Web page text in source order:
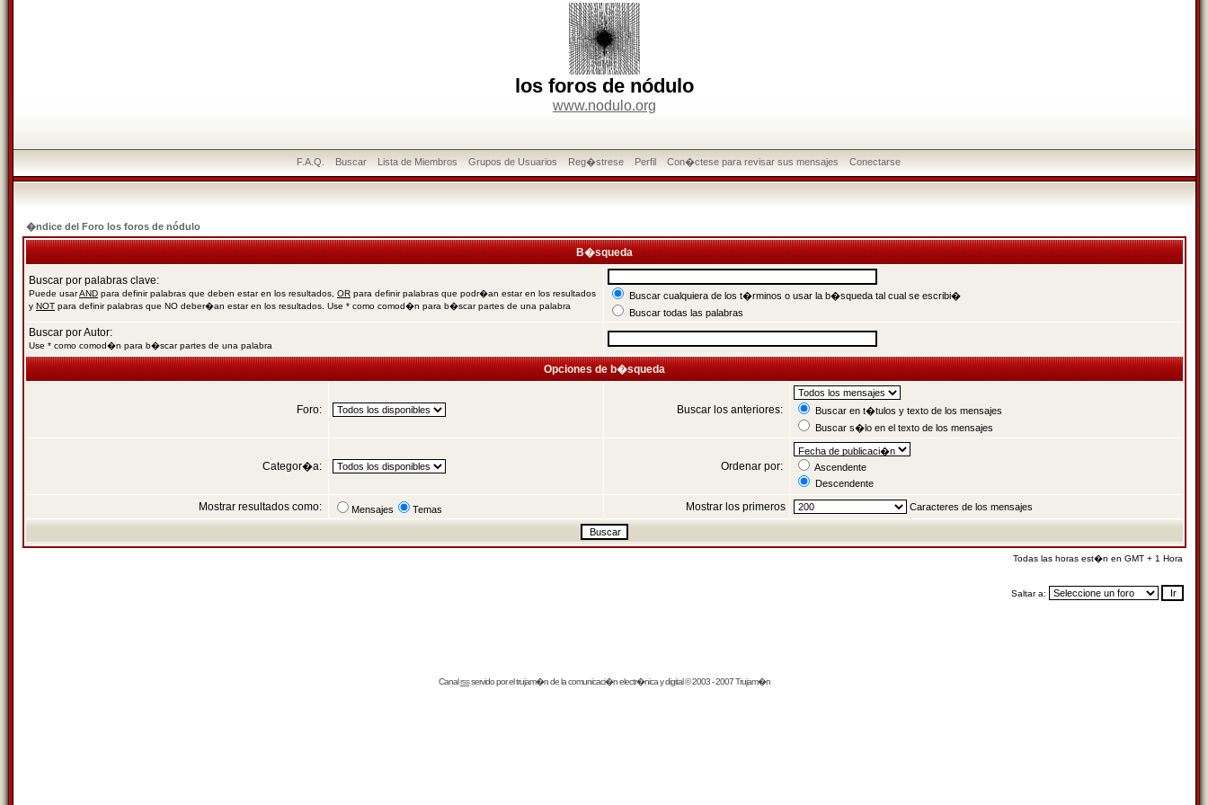
los foros de nódulo
www.nodulo.org
F.A.Q. Buscar Lista de Miembros Grupos de Usuarios Reg�strese Perfil Con�ctese para revisar sus mensajes Conectarse
�ndice del Foro los foros de nódulo
B�squeda
Buscar por palabras clave:
Puede usarAND para definir palabras que deben estar en los resultados, OR para definir palabras que podr�an estar en los resultados
y NOT para definir palabras que NO deber�an estar en los resultados. Use * como comod�n para b�scar partes de una palabra
Buscar cualquiera de los t�rminos o usar la b�squeda tal cual se escribi�
Buscar todas las palabras
Buscar por Autor:
Use * como comod�n para b�scar partes de una palabra
Opciones de b�squeda
Foro: Buscar los anteriores:
Buscar en t�tulos y texto de los mensajes
Buscar s�lo en el texto de los mensajes
Categor�a: Ordenar por:
Ascendente
Descendente
Mostrar resultados como: Mensajes Temas Mostrar los primeros Caracteres de los mensajes
Todas las horas est�n en GMT + 1 Hora
Saltar a:
Canalrssservido por eltrujam�nde la comunicaci�n electr�nica y digital © 2003 - 2007 Trujam�n